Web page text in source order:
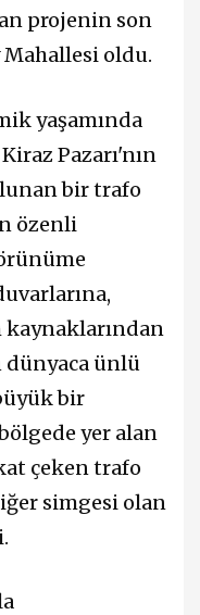
projenin son
Mahallesi oldu.
yaşamında
Pazarı'nın
bir trafo
özenli
ünlü
bir
yer alan
çeken trafo
simgesi olan